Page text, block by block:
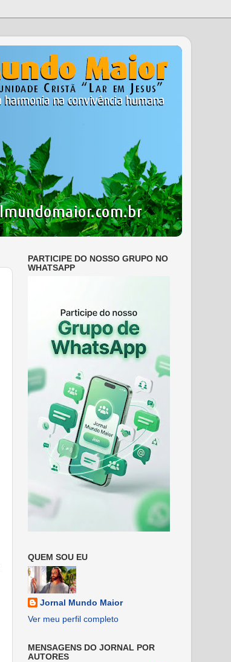
PARTICIPE DO NOSSO GRUPO NO
WHATSAPP
QUEM SOU EU
Jornal Mundo Maior
Ver meu perfil completo
MENSAGENS DO JORNAL POR
AUTORES